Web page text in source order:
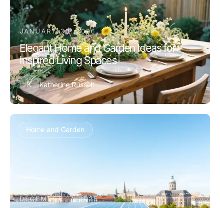
JANUARY 30, 2026
Elegant Home and Garden Ideas for
Inspired Living Spaces
K Katherine Russell
Home and Garden
DECEMBER 17, 2025